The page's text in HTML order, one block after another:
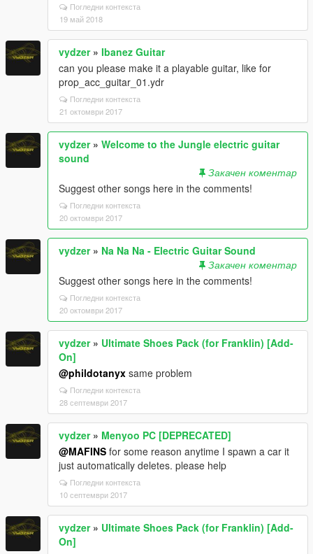
Погледни контекста
19 май 2018
vydzer» Ibanez Guitar
can you please make it a playable guitar, like for
prop_acc_guitar_01.ydr
Погледни контекста
21 октомври 2017
vydzer» Welcome to the Jungle electric guitar
sound
Закачен коментар
Suggest other songs here in the comments!
Погледни контекста
20 октомври 2017
vydzer» Na Na Na - Electric Guitar Sound
Закачен коментар
Suggest other songs here in the comments!
Погледни контекста
20 октомври 2017
vydzer» Ultimate Shoes Pack (for Franklin) [Add-
On]
@phildotanyx same problem
Погледни контекста
28 септември 2017
vydzer» Menyoo PC [DEPRECATED]
@MAFINS for some reason anytime I spawn a car it
just automatically deletes. please help
Погледни контекста
10 септември 2017
vydzer» Ultimate Shoes Pack (for Franklin) [Add-
On]